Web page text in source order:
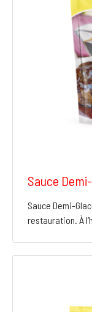
Sauce
Sauce Demi-
restauration. À